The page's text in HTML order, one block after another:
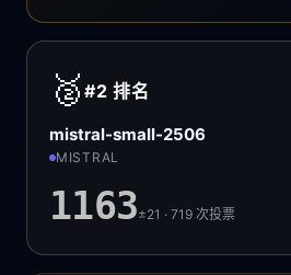
🥈 #2排名
mistral-small-2506
MISTRAL
1163±21 · 719次投票